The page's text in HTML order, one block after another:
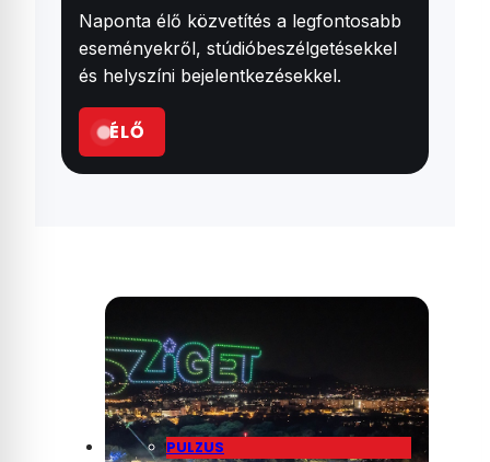
Naponta élő közvetítés a legfontosabb
eseményekről, stúdióbeszélgetésekkel
és helyszíni bejelentkezésekkel.
ÉLŐ
PULZUS